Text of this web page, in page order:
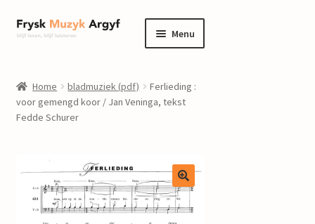
Ga
door
navigatie
Ga
naar
inhoud
Menu
informatie
Submenu
Componisten
nieuws
Home bladmuziek (pdf)
Ferlieding :
voor gemengd koor / Jan Veninga, tekst
Fedde Schurer